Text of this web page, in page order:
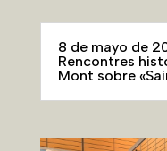
8 de mayo de
Rencontres
Mont sobre